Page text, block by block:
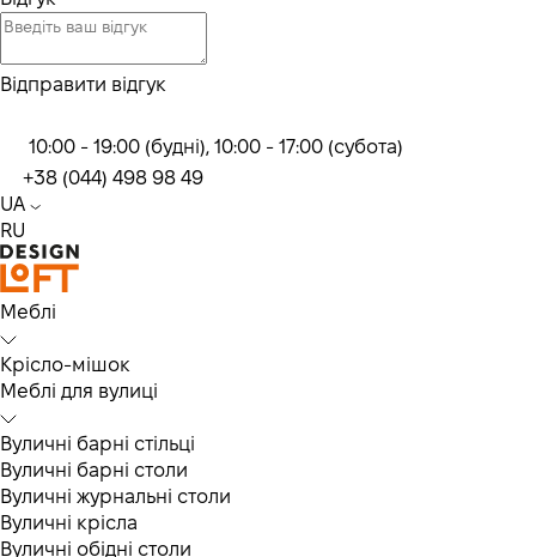
Відправити відгук
10:00 - 19:00 (будні), 10:00 - 17:00 (субота)
+38 (044) 498 98 49
UA
RU
Меблі
Крісло-мішок
Меблі для вулиці
Вуличні барні стільці
Вуличні барні столи
Вуличні журнальні столи
Вуличні крісла
Вуличні обідні столи